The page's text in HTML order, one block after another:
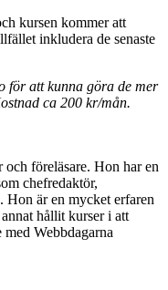
kursen kommer att
inkludera de senaste
för att kunna göra de mer
ca 200 kr/mån.
föreläsare. H​on har en
chefredaktör,
Hon är en mycket erfaren
hållit kurser i att
Webbdagarna